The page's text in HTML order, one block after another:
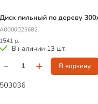
Диск пильный по дереву
А0000023682
1541 р.
В наличии 13 шт.
- + В корзину
503036